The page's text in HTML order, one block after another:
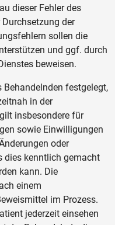
dieser Fehler des
der
sollen die
und ggf. durch
beweisen.
festgelegt,
in der
insbesondere für
sowie Einwilligungen
oder
dies kenntlich gemacht
kann. Die
einem
im Prozess.
jederzeit einsehen